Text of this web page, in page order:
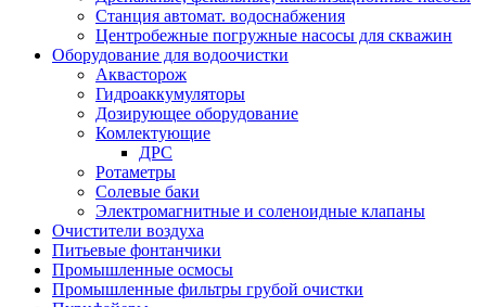
Станция автомат. водоснабжения
Центробежные погружные насосы для скважин
Оборудование для водоочистки
Аквасторож
Гидроаккумуляторы
Дозирующее оборудование
Комлектующие
ДРС
Ротаметры
Солевые баки
Электромагнитные и соленоидные клапаны
Очистители воздуха
Питьевые фонтанчики
Промышленные осмосы
Промышленные фильтры грубой очистки